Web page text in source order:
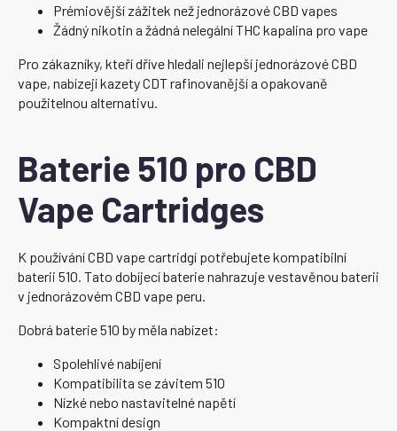
Prémiovější zážitek než jednorázové CBD vapes
Žádný nikotin a žádná nelegální THC kapalina pro vape
Pro zákazníky, kteří dříve hledali nejlepší jednorázové CBD
vape, nabízejí kazety CDT rafinovanější a opakovaně
použitelnou alternativu.
Baterie 510 pro CBD
Vape Cartridges
K používání CBD vape cartridgí potřebujete kompatibilní
baterii 510. Tato dobíjecí baterie nahrazuje vestavěnou baterii
v jednorázovém CBD vape peru.
Dobrá baterie 510 by měla nabízet:
Spolehlivé nabíjení
Kompatibilita se závitem 510
Nízké nebo nastavitelné napětí
Kompaktní design